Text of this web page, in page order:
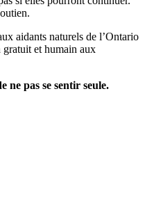
aidants naturels de l’Ontario
et humain aux
ne pas se sentir seule.